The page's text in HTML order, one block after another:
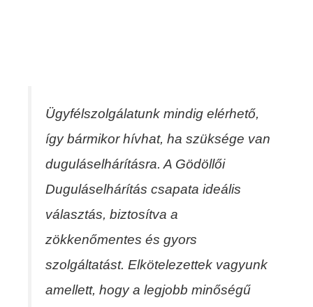
Ügyfélszolgálatunk mindig elérhető,
így bármikor hívhat, ha szüksége van
duguláselhárításra. A Gödöllői
Duguláselhárítás csapata ideális
választás, biztosítva a
zökkenőmentes és gyors
szolgáltatást. Elkötelezettek vagyunk
amellett, hogy a legjobb minőségű